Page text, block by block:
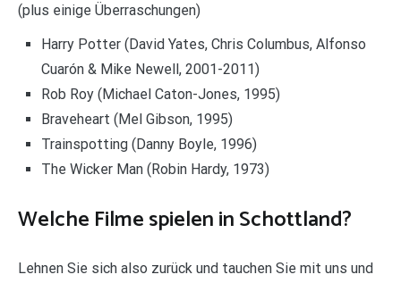
(plus einige Überraschungen)
Harry Potter (David Yates, Chris Columbus, Alfonso
Cuarón & Mike Newell, 2001-2011)
Rob Roy (Michael Caton-Jones, 1995)
Braveheart (Mel Gibson, 1995)
Trainspotting (Danny Boyle, 1996)
The Wicker Man (Robin Hardy, 1973)
Welche Filme spielen in Schottland?
Lehnen Sie sich also zurück und tauchen Sie mit uns und